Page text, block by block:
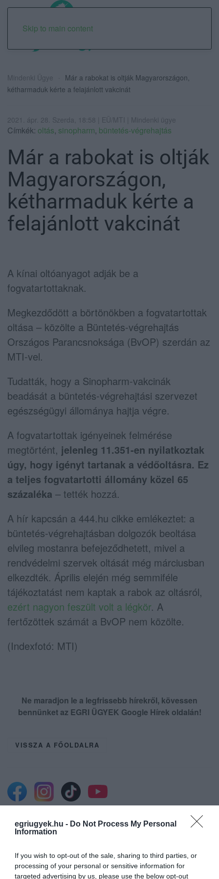
egriugyek.hu - Do Not Process My Personal
Information
If you wish to opt-out of the sale, sharing to third parties, or
processing of your personal or sensitive information for
targeted advertising by us, please use the below opt-out
Skip to main content
Mindenki Ügye
Már a rabokat is oltják Magyarországon,
kétharmaduk kérte a felajánlott vakcinát
2021. ápr. 28. Szerda, 18:58 | EÜ/MTI | Mindenki ügye
Címkék: oltás, sinopharm, büntetés-végrehajtás
Már a rabokat is oltják
Magyarországon,
kétharmaduk kérte a
felajánlott vakcinát
A kínai oltóanyagot adják be a
fogvatartottaknak.
Megkezdődött a börtönökben a fogvatartottak
oltása – közölte a Büntetés-végrehajtás
Országos Parancsnoksága (BvOP) szerdán az
MTI-vel.
Tudatták, hogy a Sinopharm-vakcinák
beadását a büntetés-végrehajtási szervezet
egészségügyi állománya hajtja végre.
A fogvatartottak igényeinek felmérése
megtörtént, jelenleg 11.351-en nyilatkoztak
úgy, hogy igényt tartanak a védőoltásra. Ez
a teljes fogvatartotti állomány közel 65
százaléka – tették hozzá.
A hír kapcsán a 444.hu cikke emlékeztet: a
büntetés-végrehajtásban dolgozók beoltása
elvileg mostanra befejeződhetett, mivel a
rendvédelmi szervek oltását még márciusban
elkezdték. Április elején még semmiféle
tájékoztatást nem kaptak a rabok az oltásról,
ezért nagyon feszült volt a légkör. A
fertőzöttek számát a BvOP nem közölte.
(Indexfotó: MTI)
Ne maradjon le a legfrissebb hírekről, kövessen
bennünket az EGRI ÜGYEK Google Hírek oldalán!
VISSZA A FŐOLDALRA
Legfrissebb híreink
A GYAKORNOKI MUNKA: LEHETŐSÉGEK ÉS